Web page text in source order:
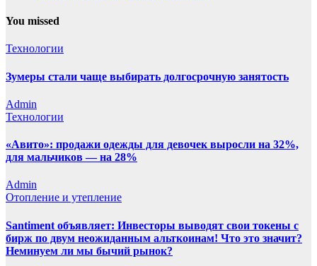
You missed
Технологии
Зумеры стали чаще выбирать долгосрочную занятость
Admin
Технологии
«Авито»: продажи одежды для девочек выросли на 32%,
для мальчиков — на 28%
Admin
Отопление и утепление
Santiment объявляет: Инвесторы выводят свои токены с
бирж по двум неожиданным альткоинам! Что это значит?
Неминуем ли мы бычий рынок?